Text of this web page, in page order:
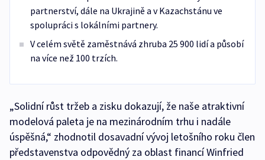
partnerství, dále na Ukrajině a v Kazachstánu ve
spolupráci s lokálními partnery.
V celém světě zaměstnává zhruba 25 900 lidí a působí
na více než 100 trzích.
„Solidní růst tržeb a zisku dokazují, že naše atraktivní
modelová paleta je na mezinárodním trhu i nadále
úspěšná,“ zhodnotil dosavadní vývoj letošního roku člen
představenstva odpovědný za oblast financí Winfried